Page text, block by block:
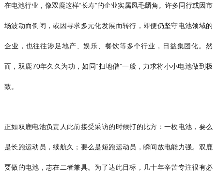
在电池行业，像双鹿这样“长寿”的企业实属凤毛麟角。许多同行或因市
场波动而倒闭，或因寻求多元化发展而转行，即便仍坚守电池领域的
企业，也往往涉足地产、娱乐、餐饮等多个行业，日益集团化。然
而，双鹿70年久久为功，如同“扫地僧”一般，力求将小小电池做到极
致。
正如双鹿电池负责人此前接受采访的时候打的比方：一枚电池，要么
是长跑运动员，续航久；要么是短跑运动员，瞬间放电能力强。双鹿
要做的电池，志在二者兼具。为了达此目标，几十年辛苦专注很有必